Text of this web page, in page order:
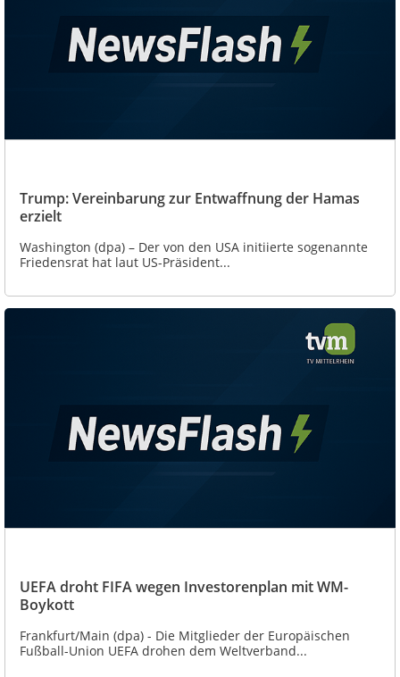
Trump: Vereinbarung zur Entwaffnung der Hamas
erzielt
Washington (dpa) – Der von den USA initiierte sogenannte
Friedensrat hat laut US-Präsident...
UEFA droht FIFA wegen Investorenplan mit WM-
Boykott
Frankfurt/Main (dpa) - Die Mitglieder der Europäischen
Fußball-Union UEFA drohen dem Weltverband...